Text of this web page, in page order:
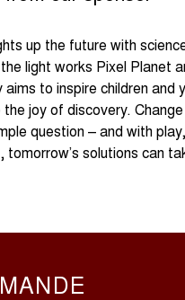
up the future with
light works Pixel Planet
aims to inspire children and
joy of discovery.
question – and with
tomorrow’s solutions can